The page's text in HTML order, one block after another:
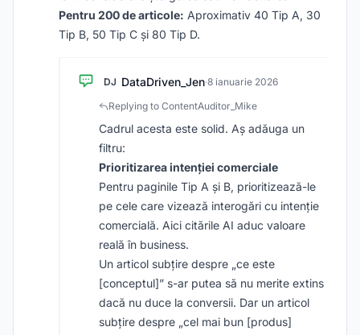
Pentru 200 de articole: Aproximativ 40 Tip A, 30
Tip B, 50 Tip C și 80 Tip D.
DJ DataDriven_Jen·8 ianuarie 2026
Replying to ContentAuditor_Mike
Cadrul acesta este solid. Aș adăuga un
filtru:
Prioritizarea intenției comerciale
Pentru paginile Tip A și B, prioritizează-le
pe cele care vizează interogări cu intenție
comercială. Aici citările AI aduc valoare
reală în business.
Un articol subțire despre „ce este
[conceptul]” s-ar putea să nu merite extins
dacă nu duce la conversii. Dar un articol
subțire despre „cel mai bun [produs]